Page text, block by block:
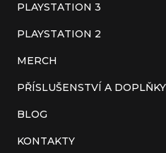
PLAYSTATION 3
PLAYSTATION 2
MERCH
PŘÍSLUŠENSTVÍ A DOPLŇKY
BLOG
KONTAKTY